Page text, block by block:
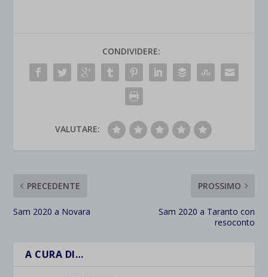
CONDIVIDERE:
VALUTARE:
PRECEDENTE
Sam 2020 a Novara
PROSSIMO
Sam 2020 a Taranto con
resoconto
A CURA DI…